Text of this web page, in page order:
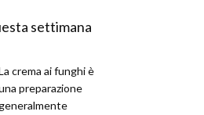
settimana
crema ai funghi è
preparazione